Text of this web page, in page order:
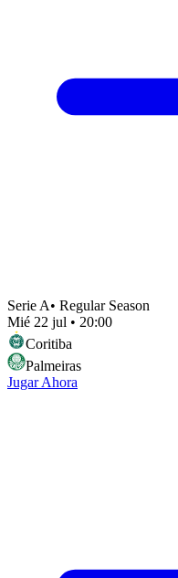
Serie A• Regular Season
Mié 22 jul • 20:00
Coritiba
Palmeiras
Jugar Ahora